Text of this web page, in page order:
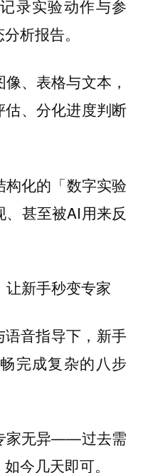
录实验动作与参
析报告。
、表格与文本，
、分化进度判断
化的「数字实验
甚至被AI用来反
让新手秒变专家
音指导下，新手
完成复杂的八步
家无异——过去需
今几天即可。